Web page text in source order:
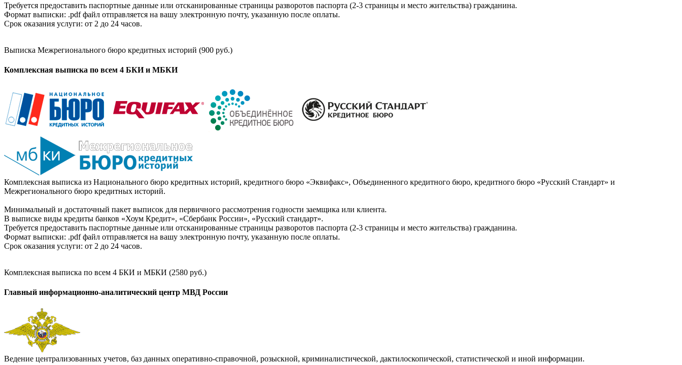
Требуется предоставить паспортные данные или отсканированные страницы разворотов паспорта (2-3 страницы и место жительства) гражданина.
Формат выписки: .pdf файл отправляется на вашу электронную почту, указанную после оплаты.
Срок оказания услуги: от 2 до 24 часов.
Выписка Межрегионального бюро кредитных историй (900 руб.)
Комплексная выписка по всем 4 БКИ и МБКИ
Комплексная выписка из Национального бюро кредитных историй, кредитного бюро «Эквифакс», Объединенного кредитного бюро, кредитного бюро «Русский Стандарт» и
Межрегионального бюро кредитных историй.
Минимальный и достаточный пакет выписок для первичного рассмотрения годности заемщика или клиента.
В выписке виды кредиты банков «Хоум Кредит», «Сбербанк России», «Русский стандарт».
Требуется предоставить паспортные данные или отсканированные страницы разворотов паспорта (2-3 страницы и место жительства) гражданина.
Формат выписки: .pdf файл отправляется на вашу электронную почту, указанную после оплаты.
Срок оказания услуги: от 2 до 24 часов.
Комплексная выписка по всем 4 БКИ и МБКИ (2580 руб.)
Главный информационно-аналитический центр МВД России
Ведение централизованных учетов, баз данных оперативно-справочной, розыскной, криминалистической, дактилоскопической, статистической и иной информации.